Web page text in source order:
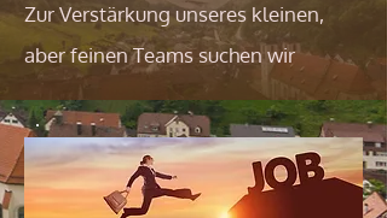
Zur Verstärkung unseres kleinen,
aber feinen Teams suchen wir